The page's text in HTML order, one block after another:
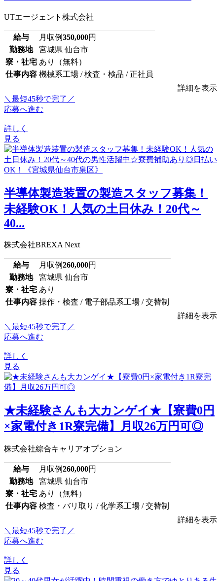
UTエージェント株式会社
給与 月収例350,000円
勤務地
宮城県 仙台市
寮・社宅 あり（無料）
仕事内容 機械系工場 / 検査・検品 / 正社員
詳細を表示
＼最短45秒で完了／
応募へ進む
詳しく
見る
半導体製造装置の製造スタッフ募集！
未経験OK！人気の土日休み！20代～
40...
株式会社BREXA Next
給与 月収例260,000円
勤務地
宮城県 仙台市
寮・社宅 あり
仕事内容 操作・検査 / 電子部品系工場 / 交替制
詳細を表示
＼最短45秒で完了／
応募へ進む
詳しく
見る
★未経験さんも大カンゲイ★【寮費0円
×家電付き1R寮完備】月収26万円可◎
株式会社綜合キャリアオプション
給与 月収例260,000円
勤務地
宮城県 仙台市
寮・社宅 あり（無料）
仕事内容 検査・バリ取り / 化学系工場 / 交替制
詳細を表示
＼最短45秒で完了／
応募へ進む
詳しく
見る